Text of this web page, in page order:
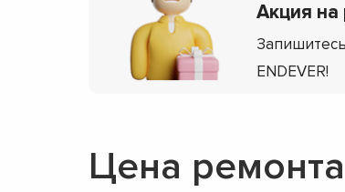
Акция на
ENDEVER!
Цена